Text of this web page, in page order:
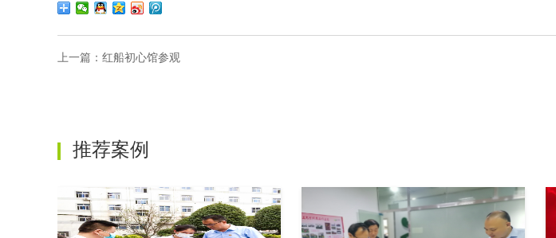
上一篇： 红船初心馆参观
推荐案例